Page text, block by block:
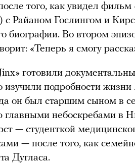
того, как увидел
c Райаном Гослингом и
биографии. Во втором
«Теперь я смогу
готовили
изучили подробности жизни
он был старшим сыном в
главными небоскребами в
— студенткой
— после того, как
Дугласа.